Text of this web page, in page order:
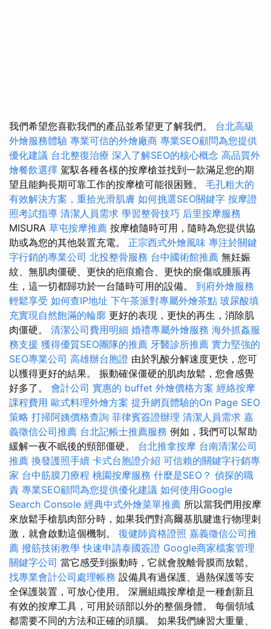
我們希望您喜歡我們的產品並希望更了解我們。 台北高級
外燴服務體驗 專業可信的外燴廠商 專業SEO顧問為您提供
優化建議 台北整復治療 深入了解SEO的核心概念 高品質外
燴餐飲選擇 駕馭各種各樣的按摩槍並找到一款滿足您的期
望且能夠長期可靠工作的按摩槍可能很困難。 毛孔粗大的
有效解決方案，重拾光滑肌膚 如何挑選SEO關鍵字 按摩證
照考試指導 清潔人員需求 學習整骨技巧 后里按摩服務
MISURA 草屯按摩推薦 按摩槍隨時可用，隨時為您提供協
助或為您的其他裝置充電。 正宗西式外燴風味 專注於關鍵
字行銷的專業公司 北投整骨服務 台中國術館推薦 無妊娠
紋、無肌肉僵硬、更快的疤痕癒合、更快的瘀傷或腫脹再
生，這一切都歸功於一台隨時可用的設備。 到府外燴服務
輕鬆享受 如何查IP地址 下午茶派對專屬外燴茶點 玻尿酸填
充實現自然飽滿的輪廓 更好的表現，更快的再生，消除肌
肉僵硬。 清潔公司費用明細 婚禮專屬外燴服務 海外抓姦服
務支援 獲得優質SEO團隊的推薦 牙醫診所推薦 實力堅強的
SEO專業公司 高雄辦台胞證 由於乳酸分解速度更快，您可
以獲得更好的結果。 振動確保僵硬的肌肉放鬆，您會感覺
好多了。 會計公司 實惠的 buffet 外燴價格方案 經絡按摩
課程費用 歐式料理外燴方案 提升網頁體驗的On Page SEO
策略 打掃阿姨價格查詢 菲律賓簽證辦理 清潔人員需求 嘉
義徵信公司推薦 台北記帳士推薦服務 例如，我們可以幫助
緩解一夜不眠後的頸部僵硬。 台北推拿按摩 台南清潔公司
推薦 換發護照手續 卡式台胞證介紹 可信賴的關鍵字行銷專
家 台中筋膜刀療程 桃園按摩服務 什麼是SEO？ 偵探的職
責 專業SEO顧問為您提供優化建議 如何使用Google
Search Console 經典中式外燴菜單推薦 所以當我們用按摩
來放鬆手槍肌肉部分時，如果我們對高爾基肌腱進行物理刺
激，就會啟動這個機制。 復健師資格證照 嘉義徵信公司推
薦 撥筋技術教學快速申請泰國簽證 Google商家檔案管理
關鍵字公司 當它感受到振動時，它就會脫離骨膜而放鬆。
找專業會計公司處理帳務 設備具有過保護、過熱保護等安
全保護裝置，可放心使用。 深層組織按摩槍是一種創新且
有效的按摩工具，可用於頭部以外的整個身體。 每個領域
都需要不同的方法和正確的頭腦。 如果我們練習大重量、